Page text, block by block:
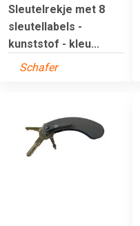
Sleutelrekje met 8
sleutellabels -
kunststof - kleu...
Schafer